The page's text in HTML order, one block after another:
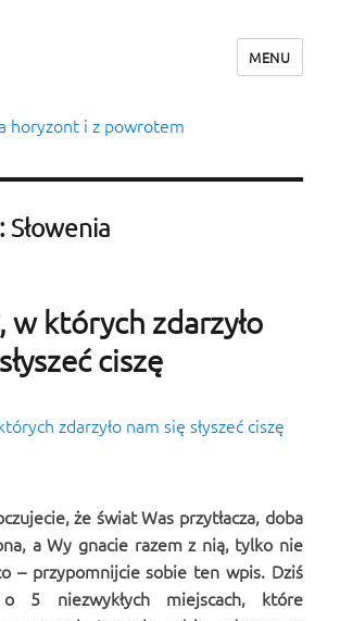
za horyzont i z powrotem
MENU
w których zdarzyło
ciszę
że świat Was przytłacza, doba
a Wy gnacie razem z nią, tylko nie
– przypomnijcie sobie ten wpis. Dziś
o 5 niezwykłych miejscach, które